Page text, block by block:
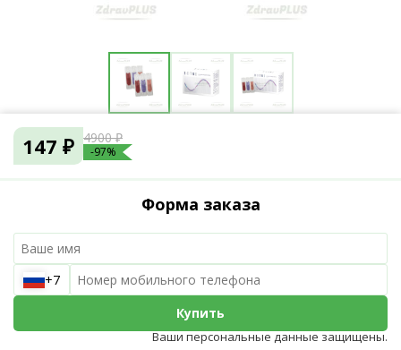
147 ₽ 4900 ₽
-97%
Форма заказа
+7
Купить
Ваши персональные данные защищены.